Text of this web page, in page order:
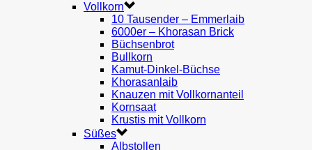
Vollkorn
10 Tausender – Emmerlaib
6000er – Khorasan Brick
Büchsenbrot
Bullkorn
Kamut-Dinkel-Büchse
Khorasanlaib
Knauzen mit Vollkornanteil
Kornsaat
Krustis mit Vollkorn
Süßes
Albstollen